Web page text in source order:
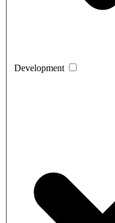
Development